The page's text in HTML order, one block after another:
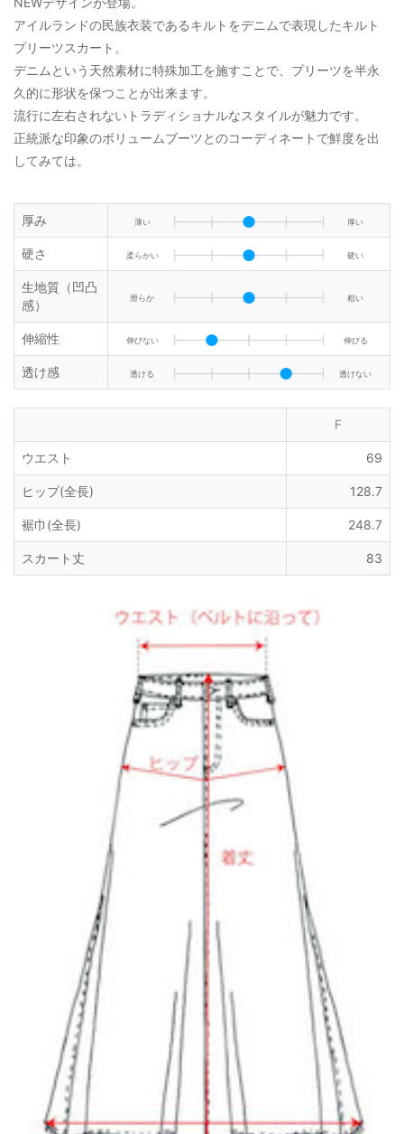
アイルランドの民族衣装であるキルトをデニムで表現したキルト
プリーツスカート。
デニムという天然素材に特殊加工を施すことで、プリーツを半永
久的に形状を保つことが出来ます。
流行に左右されないトラディショナルなスタイルが魅力です。
正統派な印象のボリュームブーツとのコーディネートで鮮度を出
してみては。
厚み 薄い 厚い
硬さ 柔らかい 硬い
生地質（凹凸
感）
滑らか 粗い
伸縮性 伸びない 伸びる
透け感 透ける 透けない
F
ウエスト 69
ヒップ(全長) 128.7
裾巾(全長) 248.7
スカート丈 83